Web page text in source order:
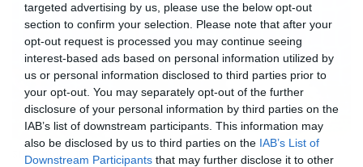
targeted advertising by us, please use the below opt-out
section to confirm your selection. Please note that after your
opt-out request is processed you may continue seeing
interest-based ads based on personal information utilized by
us or personal information disclosed to third parties prior to
your opt-out. You may separately opt-out of the further
disclosure of your personal information by third parties on the
IAB’s list of downstream participants. This information may
also be disclosed by us to third parties on the IAB’s List of
Downstream Participants that may further disclose it to other
31/01/2014 15:05